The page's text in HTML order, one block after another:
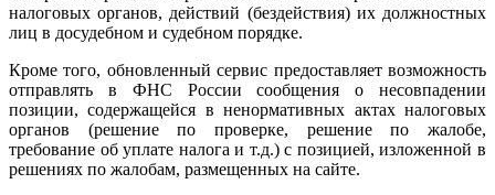
налоговых органов, действий (бездействия) их должностных
лиц в досудебном и судебном порядке.
Кроме того, обновленный сервис предоставляет возможность
отправлять в ФНС России сообщения о несовпадении
позиции, содержащейся в ненормативных актах налоговых
органов (решение по проверке, решение по жалобе,
требование об уплате налога и т.д.) с позицией, изложенной в
решениях по жалобам, размещенных на сайте.